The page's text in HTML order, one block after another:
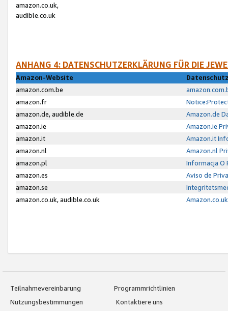
amazon.co.uk,
audible.co.uk
ANHANG 4: DATENSCHUTZERKLÄRUNG FÜR DIE
Amazon-Website
amazon.com.be
amazon.fr
amazon.de, audible.de
Amazon.de
amazon.ie
Amazon.ie
amazon.it
Amazon.it
amazon.nl
Amazon.nl
amazon.pl
Informacja O
amazon.es
Aviso de
amazon.se
amazon.co.uk, audible.co.uk
Teilnahmevereinbarung
Programmrichtlinien
Nutzungsbestimmungen
Kontaktiere uns